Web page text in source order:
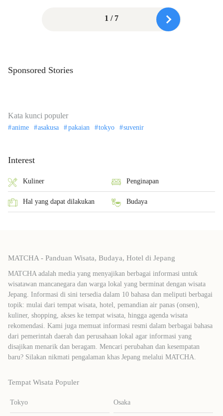
1 / 7
Sponsored Stories
Kata kunci populer
anime asakusa pakaian tokyo suvenir
Interest
Kuliner Penginapan
Hal yang dapat dilakukan Budaya
MATCHA - Panduan Wisata, Budaya, Hotel di Jepang
MATCHA adalah media yang menyajikan berbagai informasi untuk
wisatawan mancanegara dan warga lokal yang berminat dengan wisata
Jepang. Informasi di sini tersedia dalam 10 bahasa dan meliputi berbagai
topik: mulai dari tempat wisata, hotel, pemandian air panas (onsen),
kuliner, shopping, akses ke tempat wisata, hingga agenda wisata
rekomendasi. Kami juga memuat informasi resmi dalam berbagai bahasa
dari pemerintah daerah dan perusahaan lokal agar informasi yang
disajikan menarik dan beragam. Mencari perubahan dan kesempatan
baru? Silakan nikmati pengalaman khas Jepang melalui MATCHA.
Tempat Wisata Populer
Tokyo Osaka